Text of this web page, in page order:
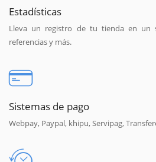
Estadísticas
Lleva un registro de tu tienda en un
referencias y más.
Sistemas de pago
Webpay, Paypal, khipu, Servipag,